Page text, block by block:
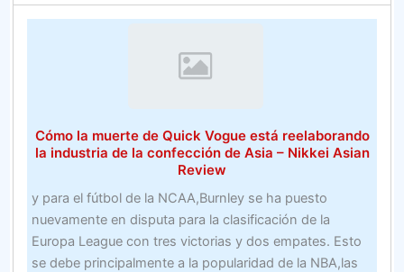
–
sugerencias
fútbol
Fútbol
Cómo la muerte de Quick Vogue está reelaborando
la industria de la confección de Asia – Nikkei Asian
Review
y para el fútbol de la NCAA,Burnley se ha puesto
nuevamente en disputa para la clasificación de la
Europa League con tres victorias y dos empates. Esto
se debe principalmente a la popularidad de la NBA,las